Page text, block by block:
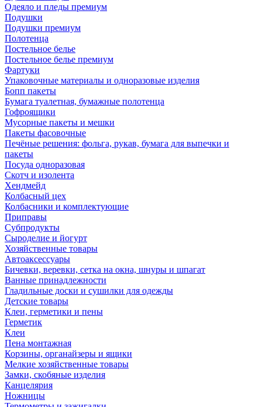
Одеяло и пледы премиум
Подушки
Подушки премиум
Полотенца
Постельное белье
Постельное белье премиум
Фартуки
Упаковочные материалы и одноразовые изделия
Бопп пакеты
Бумага туалетная, бумажные полотенца
Гофроящики
Мусорные пакеты и мешки
Пакеты фасовочные
Печёные решения: фольга, рукав, бумага для выпечки и
пакеты
Посуда одноразовая
Скотч и изолента
Хендмейд
Колбасный цех
Колбасники и комплектующие
Приправы
Субпродукты
Сыроделие и йогурт
Хозяйственные товары
Автоаксессуары
Бичевки, веревки, сетка на окна, шнуры и шпагат
Ванные принадлежности
Гладильные доски и сушилки для одежды
Детские товары
Клеи, герметики и пены
Герметик
Клеи
Пена монтажная
Корзины, органайзеры и ящики
Мелкие хозяйственные товары
Замки, скобяные изделия
Канцелярия
Ножницы